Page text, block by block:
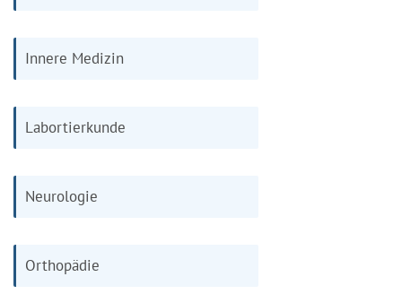
Innere Medizin
Labortierkunde
Neurologie
Orthopädie